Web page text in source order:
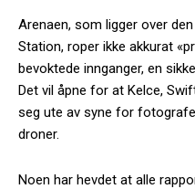
Arenaen, som ligger over
Station, roper ikke akkurat
bevoktede innganger, en
Det vil åpne for at Kelce,
seg ute av syne for
droner.
Noen har hevdet at alle